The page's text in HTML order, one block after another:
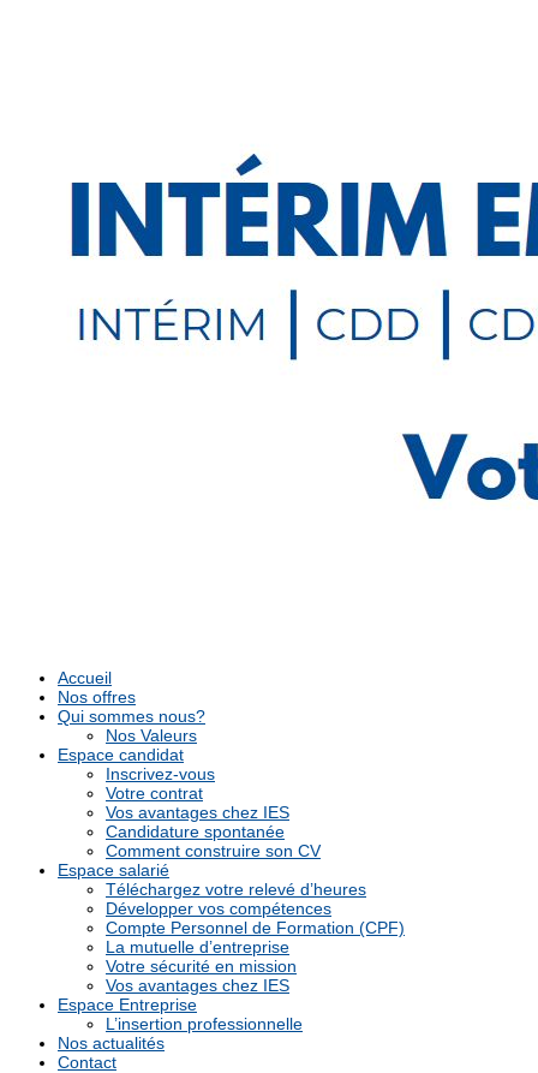
Accueil
Nos offres
Qui sommes nous?
Nos Valeurs
Espace candidat
Inscrivez-vous
Votre contrat
Vos avantages chez IES
Candidature spontanée
Comment construire son CV
Espace salarié
Téléchargez votre relevé d’heures
Développer vos compétences
Compte Personnel de Formation (CPF)
La mutuelle d’entreprise
Votre sécurité en mission
Vos avantages chez IES
Espace Entreprise
L’insertion professionnelle
Nos actualités
Contact